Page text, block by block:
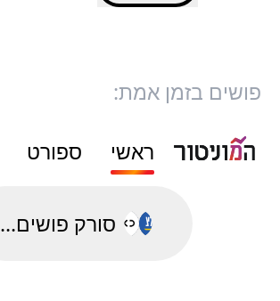
פושים בזמן אמת:
ראשי ספורט
סורק פושים...